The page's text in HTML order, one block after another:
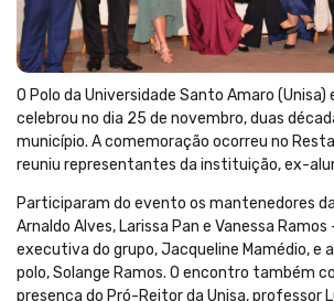
O Polo da Universidade Santo Amaro (Unisa)
celebrou no dia 25 de novembro, duas
município. A comemoração ocorreu no
reuniu representantes da instituição, ex-
Participaram do evento os mantenedores
Arnaldo Alves, Larissa Pan e Vanessa
executiva do grupo, Jacqueline Mamédio, e
polo, Solange Ramos. O encontro também
presença do Pró-Reitor da Unisa, professor